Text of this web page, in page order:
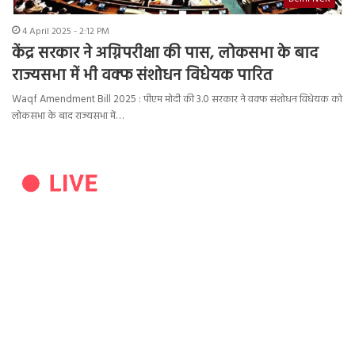
4 April 2025 - 2:12 PM
केंद्र सरकार ने अग्निपरीक्षा की पास, लोकसभा के बाद
राज्यसभा में भी वक्फ संशोधन विधेयक पारित
Waqf Amendment Bill 2025 : पीएम मोदी की 3.0 सरकार ने वक्फ संशोधन विधेयक को
लोकसभा के बाद राज्यसभा में…